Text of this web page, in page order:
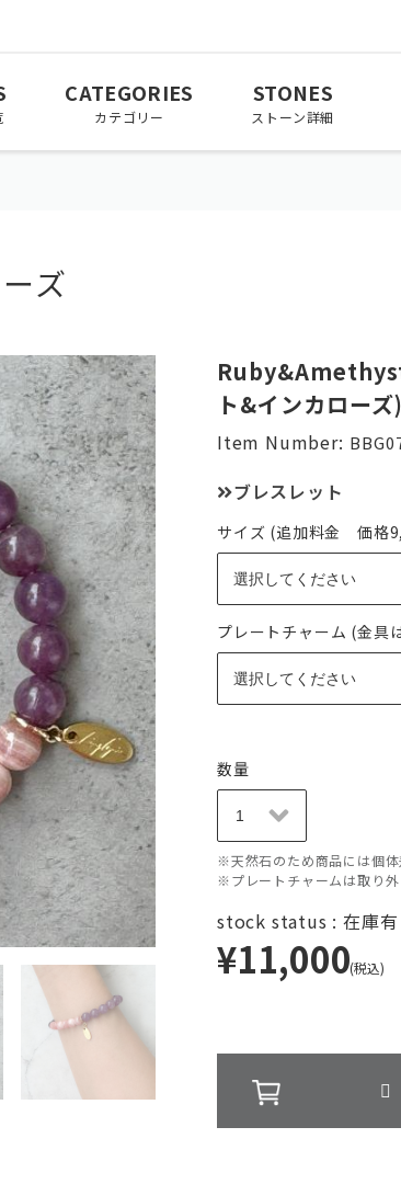
カテゴリー
CATEGORIES
March
11月
ストーン詳細
STONES
ズ
ト&インカローズ)
Item Number:
ブレスレット
サイズ (追加料金 価格
プレートチャーム (金具
数量
※天然石のため商品には個体
※プレートチャームは取り外
stock status : 在庫有
¥11,000(税込)